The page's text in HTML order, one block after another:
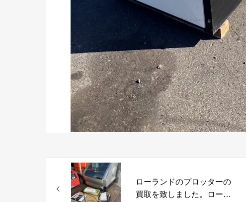
ローランドのプロッターの
買取を致しました。ローラ